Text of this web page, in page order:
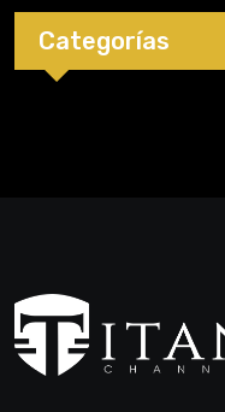
Categorías